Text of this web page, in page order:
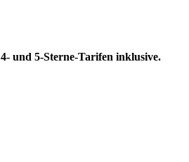
4- und 5-Sterne-Tarifen inklusive.